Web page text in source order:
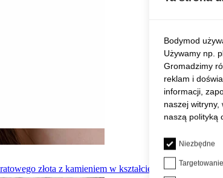
złota z kamieniem w kształcie serca
Bodymod
Używamy np.
Gromadzimy
reklam i
informacji,
naszej
naszą polityką
Niezbędne
Targetowanie